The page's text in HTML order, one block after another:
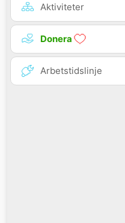
Aktiviteter
Donera
Arbetstidslinje